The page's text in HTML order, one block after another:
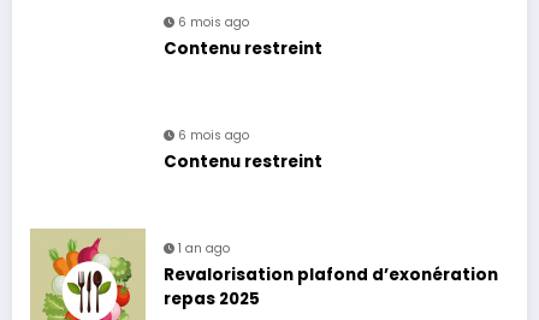
6 mois ago
Contenu restreint
6 mois ago
Contenu restreint
1 an ago
Revalorisation plafond d’exonération
repas 2025